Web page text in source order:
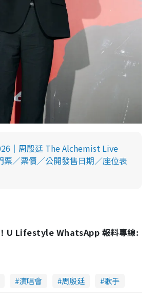
｜周殷廷 The Alchemist Live
票／票價／公開發售日期／座位表
U Lifestyle WhatsApp 報料專線:
演唱會 周殷廷 歌手